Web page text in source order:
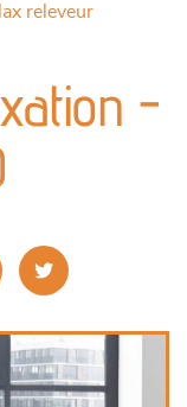
releveur
-